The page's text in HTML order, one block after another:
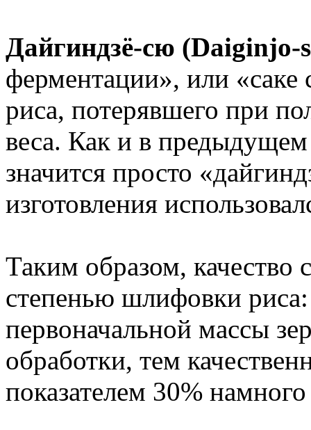
Дайгиндзё-сю (Daiginjo-
ферментации», или «саке
риса, потерявшего при
веса. Как и в предыдущем
значится просто
изготовления
Таким образом, качество
степенью шлифовки
первоначальной массы
обработки, тем
показателем 30%